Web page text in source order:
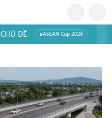
CHỦ ĐỀ #ASEAN Cup 2026